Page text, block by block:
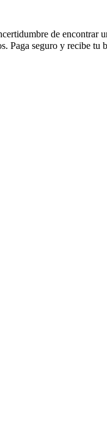
de encontrar
Paga seguro y recibe tu